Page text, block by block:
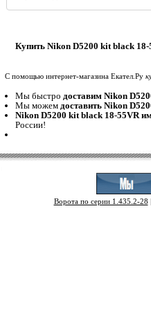
Купить Nikon D5200 kit black 18-
С помощью интернет-магазина Екател.Ру
Мы быстро доставим Nikon
Мы можем доставить Nikon
Nikon D5200 kit black 18-55VR
России!
Ворота по серии 1.435.2-28